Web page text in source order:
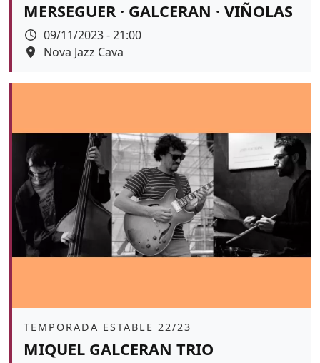
MERSEGUER · GALCERAN · VIÑOLAS
Data
09/11/2023 - 21:00
Espai
Nova Jazz Cava
Àmbit
TEMPORADA ESTABLE 22/23
MIQUEL GALCERAN TRIO